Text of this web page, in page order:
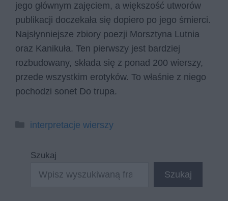
jego głównym zajęciem, a większość utworów
publikacji doczekała się dopiero po jego śmierci.
Najsłynniejsze zbiory poezji Morsztyna Lutnia
oraz Kanikuła. Ten pierwszy jest bardziej
rozbudowany, składa się z ponad 200 wierszy,
przede wszystkim erotyków. To właśnie z niego
pochodzi sonet Do trupa.
Kategorie
interpretacje wierszy
Szukaj
Szukaj